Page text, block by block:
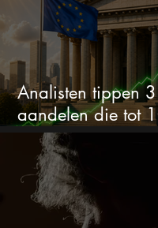
Analisten tippen
aandelen die tot
stijgen